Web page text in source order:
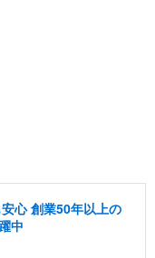
心 創業50年以上の
中